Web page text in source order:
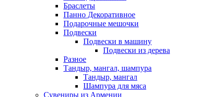
Браслеты
Панно Декоративное
Подарочные мешочки
Подвески
Подвески в машину
Подвески из дерева
Разное
Тандыр, мангал, шампура
Тандыр, мангал
Шампура для мяса
Сувениры из Армении